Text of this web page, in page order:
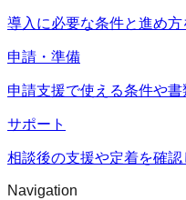
導入に必要な条件と進め
申請・準備
申請支援で使える条件や
サポート
相談後の支援や定着を確認
Navigation